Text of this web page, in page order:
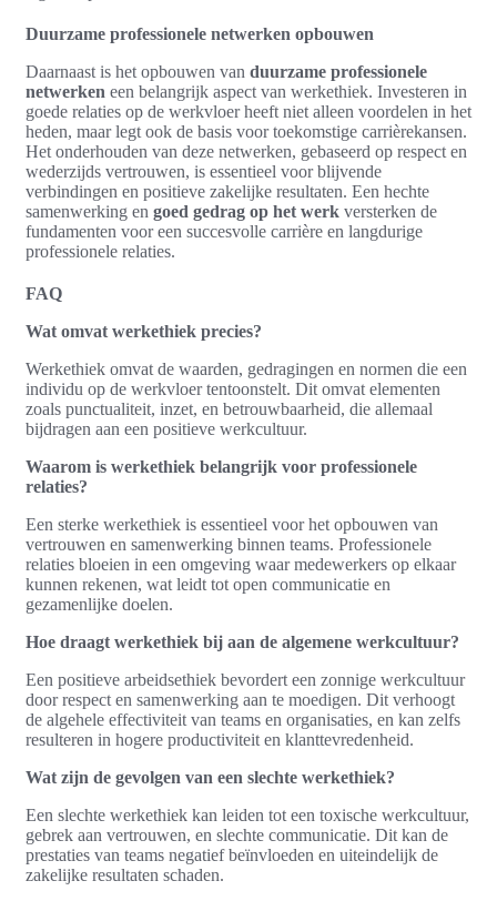
Duurzame professionele netwerken opbouwen
Daarnaast is het opbouwen van duurzame professionele
netwerken een belangrijk aspect van werkethiek. Investeren in
goede relaties op de werkvloer heeft niet alleen voordelen in het
heden, maar legt ook de basis voor toekomstige carrièrekansen.
Het onderhouden van deze netwerken, gebaseerd op respect en
wederzijds vertrouwen, is essentieel voor blijvende
verbindingen en positieve zakelijke resultaten. Een hechte
samenwerking en goed gedrag op het werk versterken de
fundamenten voor een succesvolle carrière en langdurige
professionele relaties.
FAQ
Wat omvat werkethiek precies?
Werkethiek omvat de waarden, gedragingen en normen die een
individu op de werkvloer tentoonstelt. Dit omvat elementen
zoals punctualiteit, inzet, en betrouwbaarheid, die allemaal
bijdragen aan een positieve werkcultuur.
Waarom is werkethiek belangrijk voor professionele
relaties?
Een sterke werkethiek is essentieel voor het opbouwen van
vertrouwen en samenwerking binnen teams. Professionele
relaties bloeien in een omgeving waar medewerkers op elkaar
kunnen rekenen, wat leidt tot open communicatie en
gezamenlijke doelen.
Hoe draagt werkethiek bij aan de algemene werkcultuur?
Een positieve arbeidsethiek bevordert een zonnige werkcultuur
door respect en samenwerking aan te moedigen. Dit verhoogt
de algehele effectiviteit van teams en organisaties, en kan zelfs
resulteren in hogere productiviteit en klanttevredenheid.
Wat zijn de gevolgen van een slechte werkethiek?
Een slechte werkethiek kan leiden tot een toxische werkcultuur,
gebrek aan vertrouwen, en slechte communicatie. Dit kan de
prestaties van teams negatief beïnvloeden en uiteindelijk de
zakelijke resultaten schaden.